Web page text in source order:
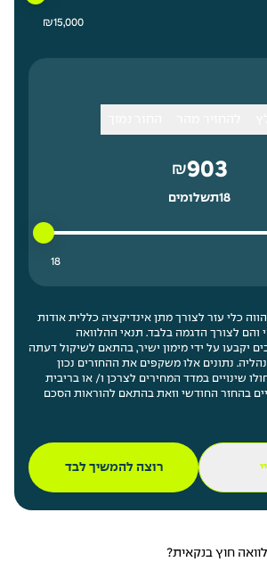
15000 ₪ מחיר נמוך ביותר₪15,000 400000 ₪ מחיר גבוה ביותר
903
₪
18תשלומים
18 תשלומים נמוך ביותר18100 תשלומים גבוה ביותר
כלי עזר לצורך מתן אינדיקציה כללית אודות
והם לצורך הדגמה בלבד. תנאי ההלוואה
יקבעו על ידי מימון ישיר, בהתאם לשיקול דעתה
נתונים אלו משקפים את ההחזרים נכון
שינויים במדד המחירים לצרכן ו/ או בריבית
בהחזר החודשי וזאת בהתאם להוראות הסכם
רוצה להמשיך לבד
חוץ בנקאית?